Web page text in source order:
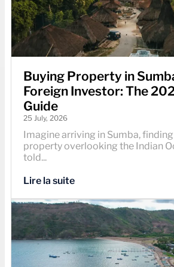
Buying Property in
Foreign Investor: The
Guide
25 July, 2026
Imagine arriving in Sumba,
property overlooking the Indian
told...
Lire la suite